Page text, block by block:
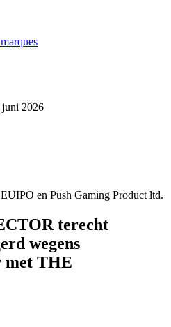
juni 2026
en Push Gaming Product ltd.
ltd. tegen EUIPO en
redactie-
terecht-gedeeltelijk-
met-the-collector
terecht
wegens
met THE